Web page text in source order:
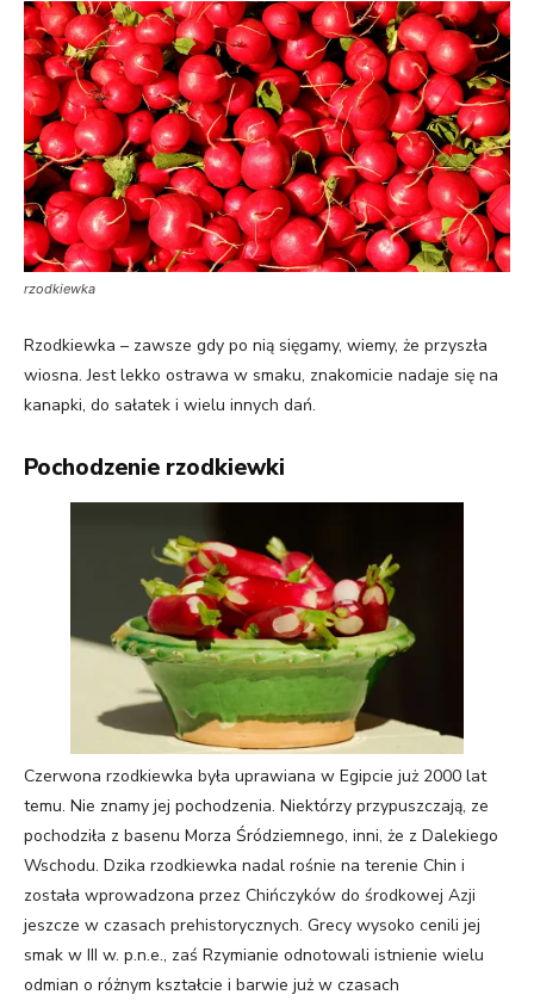
rzodkiewka
Rzodkiewka – zawsze gdy po nią sięgamy, wiemy, że przyszła
wiosna. Jest lekko ostrawa w smaku, znakomicie nadaje się na
kanapki, do sałatek i wielu innych dań.
Pochodzenie rzodkiewki
Czerwona rzodkiewka była uprawiana w Egipcie już 2000 lat
temu. Nie znamy jej pochodzenia. Niektórzy przypuszczają, ze
pochodziła z basenu Morza Śródziemnego, inni, że z Dalekiego
Wschodu. Dzika rzodkiewka nadal rośnie na terenie Chin i
została wprowadzona przez Chińczyków do środkowej Azji
jeszcze w czasach prehistorycznych. Grecy wysoko cenili jej
smak w III w. p.n.e., zaś Rzymianie odnotowali istnienie wielu
odmian o różnym kształcie i barwie już w czasach